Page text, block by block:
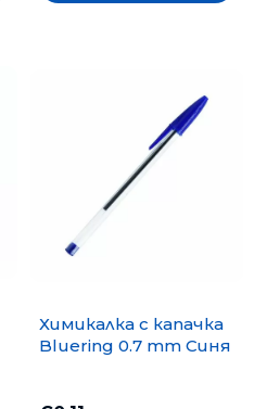
Химикалка с капачка
Bluering 0.7 mm Синя